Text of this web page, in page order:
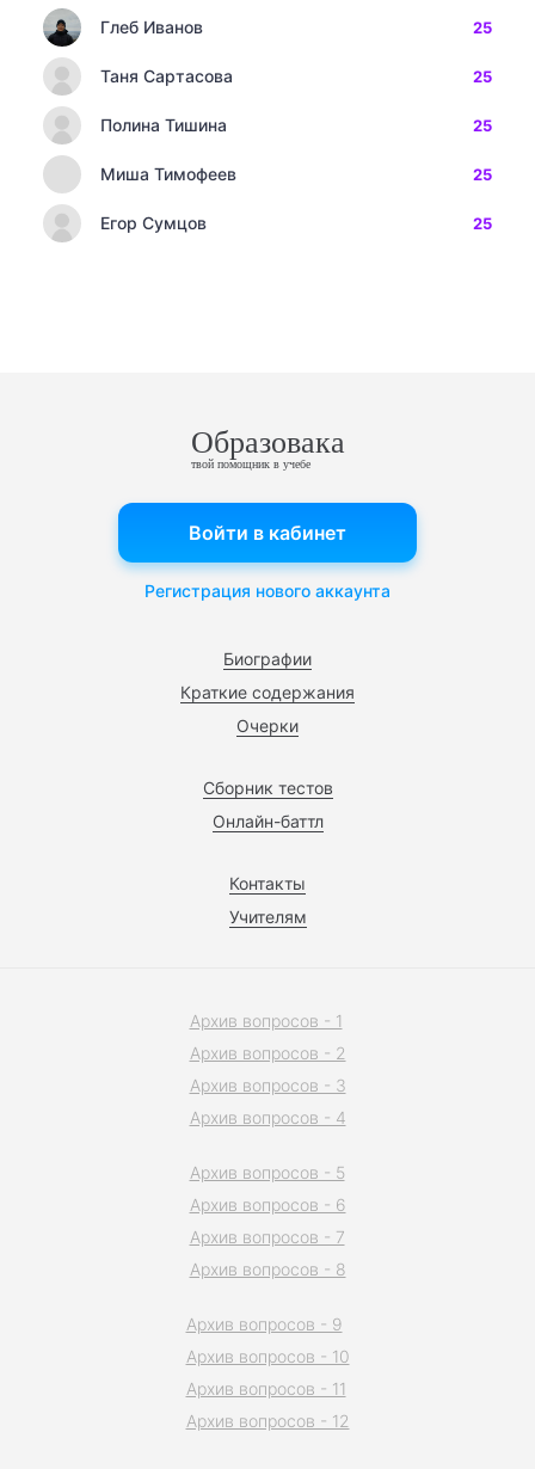
Глеб Иванов 25
Таня Сартасова 25
Полина Тишина 25
Миша Тимофеев 25
Егор Сумцов 25
Образовака
твой помощник в учебе
Биографии
Краткие содержания
Очерки
Сборник тестов
Онлайн-баттл
Контакты
Учителям
Войти в кабинет
Регистрация нового аккаунта
Архив вопросов - 1
Архив вопросов - 2
Архив вопросов - 3
Архив вопросов - 4
Архив вопросов - 5
Архив вопросов - 6
Архив вопросов - 7
Архив вопросов - 8
Архив вопросов - 9
Архив вопросов - 10
Архив вопросов - 11
Архив вопросов - 12